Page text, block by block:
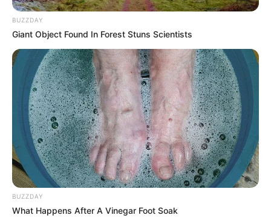
BUZZDAY
Giant Object Found In Forest Stuns Scientists
BUZZDAY
What Happens After A Vinegar Foot Soak